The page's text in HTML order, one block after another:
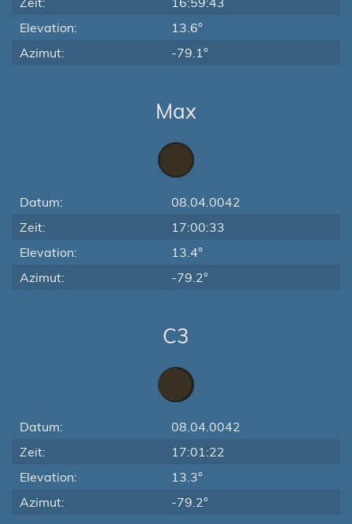
Elevation:
13.6°
Azimut:
-79.1°
Max
Datum:
08.04.0042
Zeit:
17:00:33
Elevation:
13.4°
Azimut:
-79.2°
C3
Datum:
08.04.0042
Zeit:
17:01:22
Elevation:
13.3°
Azimut:
-79.2°